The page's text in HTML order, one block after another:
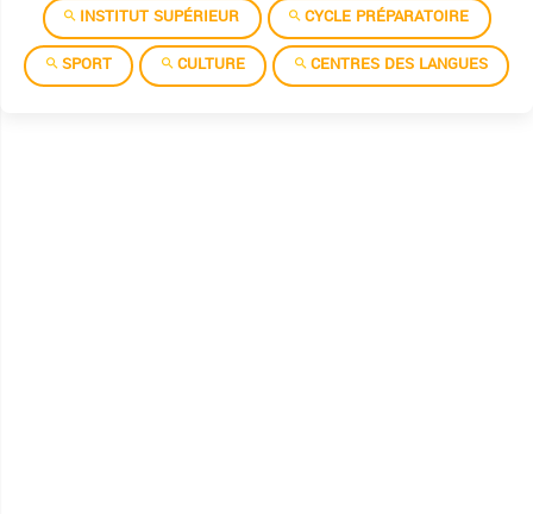
INSTITUT SUPÉRIEUR
CYCLE PRÉPARATOIRE
SPORT
CULTURE CENTRES DES LANGUES